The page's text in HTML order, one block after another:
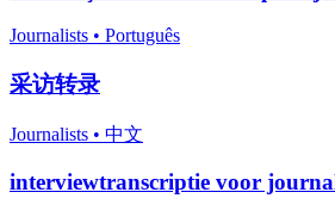
Journalists • Português
采访转录
Journalists • 中文
interviewtranscriptie voor